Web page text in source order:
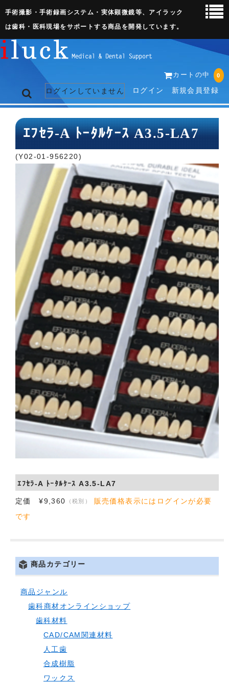
手術撮影・手術録画システム・実体顕微鏡等、アイラック
は歯科・医科現場をサポートする商品を開発しています。
カートの中 0
ログインしていません ログイン 新規会員登録
トップページ
歯科関連機器
術野撮影キット
3D実体顕微鏡
会社概要
お問い合わせ
ｴﾌｾﾗ-A ﾄｰﾀﾙｹｰｽ A3.5-LA7
(Y02-01-956220)
ｴﾌｾﾗ-A ﾄｰﾀﾙｹｰｽ A3.5-LA7
定価 ¥9,360 （税別）
販売価格表示にはログインが必要
です
商品カテゴリー
商品ジャンル
歯科商材オンラインショップ
歯科材料
CAD/CAM関連材料
人工歯
合成樹脂
ワックス